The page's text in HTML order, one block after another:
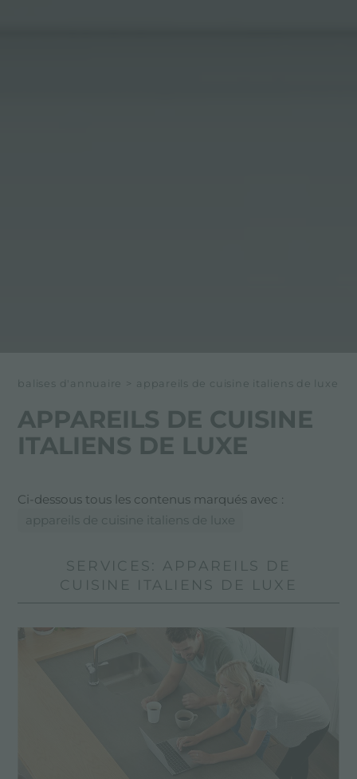
balises d'annuaire > appareils de cuisine italiens de luxe
APPAREILS DE CUISINE
ITALIENS DE LUXE
Ci-dessous tous les contenus marqués avec :
appareils de cuisine italiens de luxe
SERVICES: APPAREILS DE
CUISINE ITALIENS DE LUXE